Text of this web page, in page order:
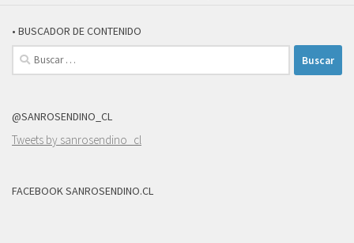
• BUSCADOR DE CONTENIDO
Buscar:
@SANROSENDINO_CL
Tweets by sanrosendino_cl
FACEBOOK SANROSENDINO.CL